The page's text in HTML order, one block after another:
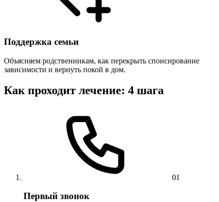
Поддержка семьи
Объясняем родственникам, как перекрыть спонсирование
зависимости и вернуть покой в дом.
Как проходит лечение: 4 шага
01
Первый звонок